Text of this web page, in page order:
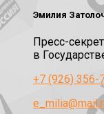
Эмилия
Пресс-
в
+7 (926) 356-